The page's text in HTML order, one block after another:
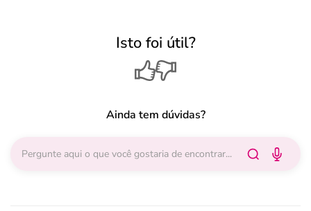
Isto foi útil?
Ainda tem dúvidas?